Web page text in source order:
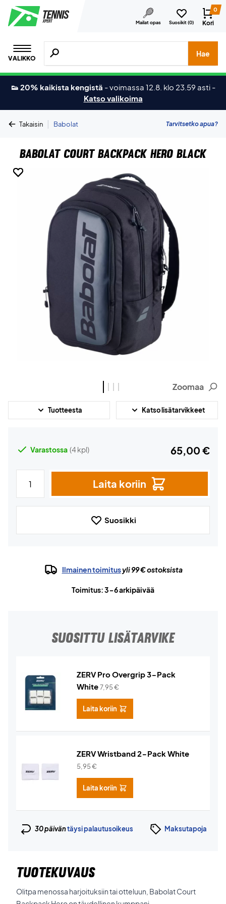
Mailat opas Suosikit (0)
0
Kori
VALIKKO
Hae tuotteita, merkkejä jne.
Hae
👟 20% kaikista kengistä -voimassa 12.8. klo 23.59 asti -
Katso valikoima
Takaisin | Babolat Tarvitsetko apua?
Babolat Court Backpack Hero Black
Zoomaa
Tuotteesta Katso lisätarvikkeet
Varastossa (4 kpl) 65,00 €
Laita koriin
Suosikki
Ilmainen toimitusyli 99 € ostoksista
Toimitus: 3-6 arkipäivää
SUOSITTU LISÄTARVIKE
ZERV Pro Overgrip 3-Pack
White7,95€
Laita koriin
ZERV Wristband 2-Pack White
5,95€
Laita koriin
30 päiväntäysi palautusoikeus Maksutapoja
TUOTEKUVAUS
Olitpa menossa harjoituksiin tai otteluun, Babolat Court